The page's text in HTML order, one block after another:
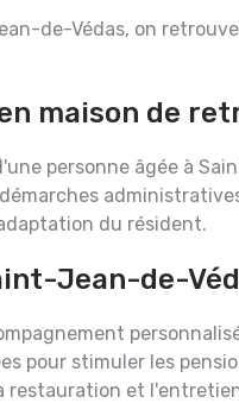
de-Védas, on
maison de
personne âgée à
du résident.
Jean-de-
pour stimuler les
et